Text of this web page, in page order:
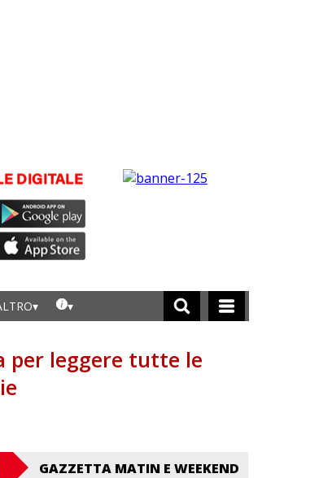
per leggere tutte le
GAZZETTA MATIN E WEEKEND